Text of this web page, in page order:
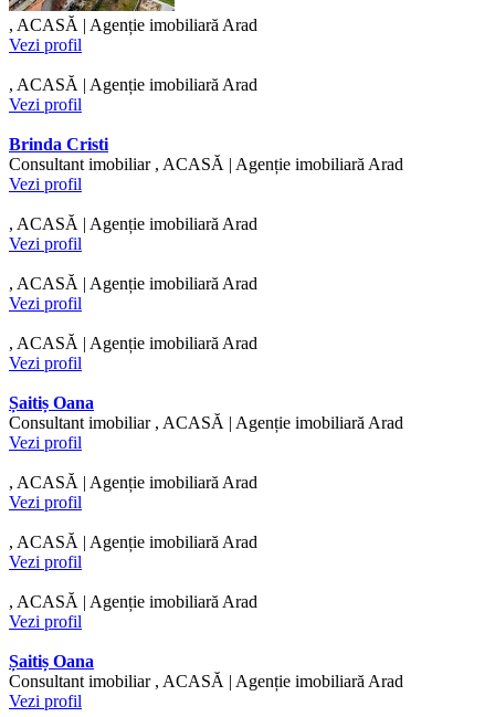
, ACASĂ | Agenție imobiliară Arad
Vezi profil
, ACASĂ | Agenție imobiliară Arad
Vezi profil
Brinda Cristi
Consultant imobiliar , ACASĂ | Agenție imobiliară Arad
Vezi profil
, ACASĂ | Agenție imobiliară Arad
Vezi profil
, ACASĂ | Agenție imobiliară Arad
Vezi profil
, ACASĂ | Agenție imobiliară Arad
Vezi profil
Șaitiș Oana
Consultant imobiliar , ACASĂ | Agenție imobiliară Arad
Vezi profil
, ACASĂ | Agenție imobiliară Arad
Vezi profil
, ACASĂ | Agenție imobiliară Arad
Vezi profil
, ACASĂ | Agenție imobiliară Arad
Vezi profil
Șaitiș Oana
Consultant imobiliar , ACASĂ | Agenție imobiliară Arad
Vezi profil